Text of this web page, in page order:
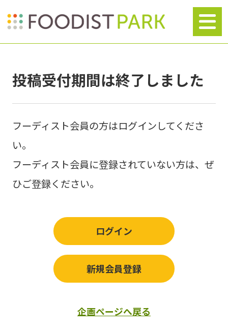
投稿受付期間は終了しました
フーディスト会員の方はログインしてくださ
い。
フーディスト会員に登録されていない方は、ぜ
ひご登録ください。
ログイン
新規会員登録
企画ページへ戻る